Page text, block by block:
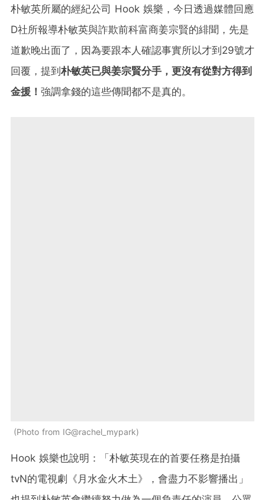
朴敏英所屬的經紀公司 Hook 娛樂，今日透過媒體回應
D社所報導朴敏英與詐欺前科富商姜宗賢的緋聞，先是
道歉晚出面了，因為要跟本人確認事實所以才到29號才
回覆，提到朴敏英已與姜宗賢分手，更沒有從對方得到
金援！ 強調拿錢的這些傳聞都不是真的。
Photo from IG@rachel_mypark
Hook 娛樂也說明：「朴敏英現在的首要任務是拍攝
tvN的電視劇《月水金火木土》，會盡力不影響播出」